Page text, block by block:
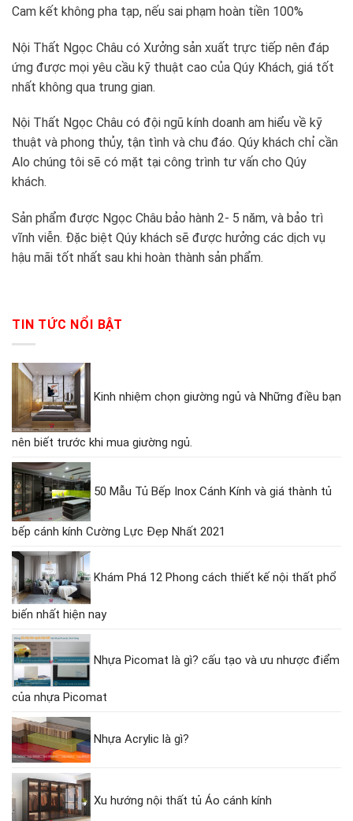
Cam kết không pha tạp, nếu sai phạm hoàn tiền 100%
Nội Thất Ngọc Châu có Xưởng sản xuất trực tiếp nên đáp
ứng được mọi yêu cầu kỹ thuật cao của Qúy Khách, giá tốt
nhất không qua trung gian.
Nội Thất Ngọc Châu có đội ngũ kính doanh am hiểu về kỹ
thuật và phong thủy, tận tình và chu đáo. Qúy khách chỉ cần
Alo chúng tôi sẽ có mặt tại công trình tư vấn cho Qúy
khách.
Sản phẩm được Ngọc Châu bảo hành 2- 5 năm, và bảo trì
vĩnh viễn. Đặc biệt Qúy khách sẽ được hưởng các dịch vụ
hậu mãi tốt nhất sau khi hoàn thành sản phẩm.
TIN TỨC NỔI BẬT
Kinh nhiệm chọn giường ngủ và Những điều bạn
nên biết trước khi mua giường ngủ.
50 Mẫu Tủ Bếp Inox Cánh Kính và giá thành tủ
bếp cánh kính Cường Lực Đẹp Nhất 2021
Khám Phá 12 Phong cách thiết kế nội thất phổ
biến nhất hiện nay
Nhựa Picomat là gì? cấu tạo và ưu nhược điểm
của nhựa Picomat
Nhựa Acrylic là gì?
Xu hướng nội thất tủ Áo cánh kính